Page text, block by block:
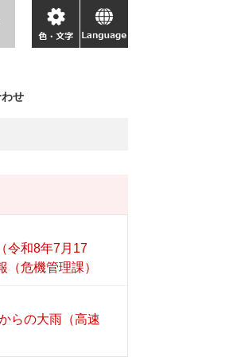
色・
文
language
せ
令和8年7月17
（危機管理課）
らの大雨（高速